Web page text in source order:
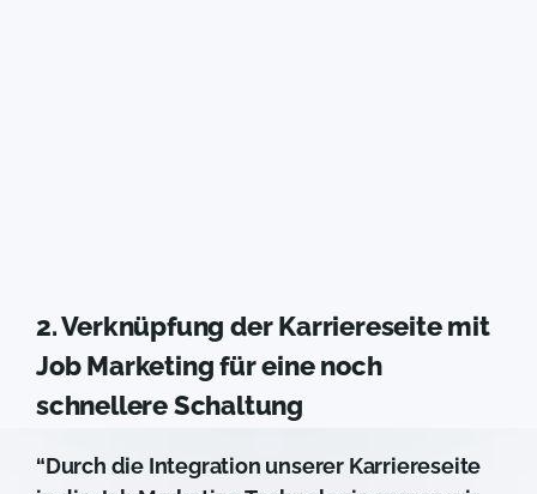
2. Verknüpfung der Karriereseite mit
Job Marketing für eine noch
schnellere Schaltung
“Durch die Integration unserer Karriereseite